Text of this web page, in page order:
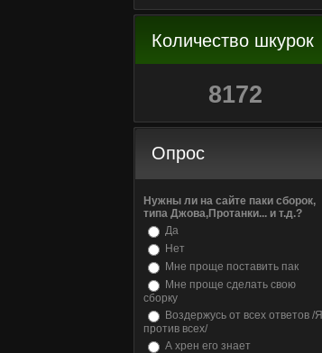
Количество шкурок
8172
Опрос
Нужны ли на сайте паки сборок,
типа Джова,Протанки... и т.д.?
Да
Нет
Мне проще поставить пак
Мне проще сделать свою
сборку
Воздержусь от всех ответов /Я
против всех/
А хрен его знает